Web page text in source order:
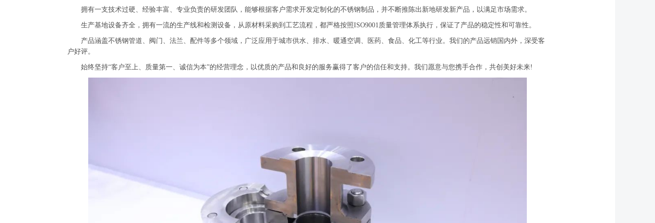
拥有一支技术过硬、经验丰富、专业负责的研发团队，能够根据客户需求开发定制化的不锈钢制品，并不断推陈出新地研发新产品，以满足市场需求。
生产基地设备齐全，拥有一流的生产线和检测设备，从原材料采购到工艺流程，都严格按照ISO9001质量管理体系执行，保证了产品的稳定性和可靠性。
产品涵盖不锈钢管道、阀门、法兰、配件等多个领域，广泛应用于城市供水、排水、暖通空调、医药、食品、化工等行业。我们的产品远销国内外，深受客
户好评。
始终坚持“客户至上、质量第一、诚信为本”的经营理念，以优质的产品和良好的服务赢得了客户的信任和支持。我们愿意与您携手合作，共创美好未来!